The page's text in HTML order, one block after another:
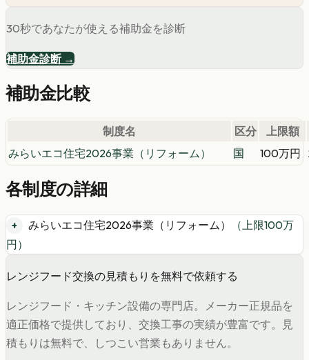
30秒であなたが使える補助金を診断
補助金診断 →
補助金比較
制度名 区分
上限額
みらいエコ住宅2026事業（リフォーム）
国 100万円
各制度の詳細
みらいエコ住宅2026事業（リフォーム） （上限100万
円）
レンジフード交換の見積もりを無料で依頼する
レンジフード・キッチン設備の専門店。メーカー正規品を
適正価格で提供しており、交換工事の実績が豊富です。見
積もりは無料で、しつこい営業もありません。